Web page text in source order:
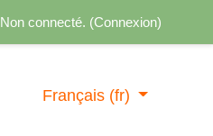
Non connecté. (Connexion)
Français ‎(fr)‎